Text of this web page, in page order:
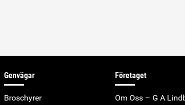
Genvägar
Broschyrer
Företaget
Om Oss – G A